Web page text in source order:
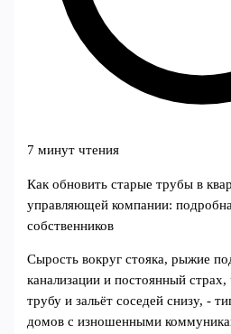
7 минут чтения
Как обновить старые трубы в
управляющей компании:
собственников
Сырость вокруг стояка, рыжие
канализации и постоянный
трубу и зальёт соседей снизу, -
домов с изношенными